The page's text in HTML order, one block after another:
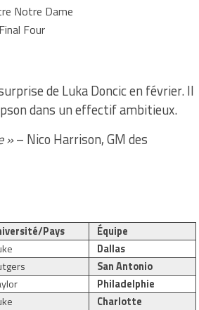
Notre Dame
Four
de Luka Doncic en février. Il
dans un effectif ambitieux.
»– Nico Harrison, GM des
Pays
Équipe
Dallas
San Antonio
Philadelphie
Charlotte